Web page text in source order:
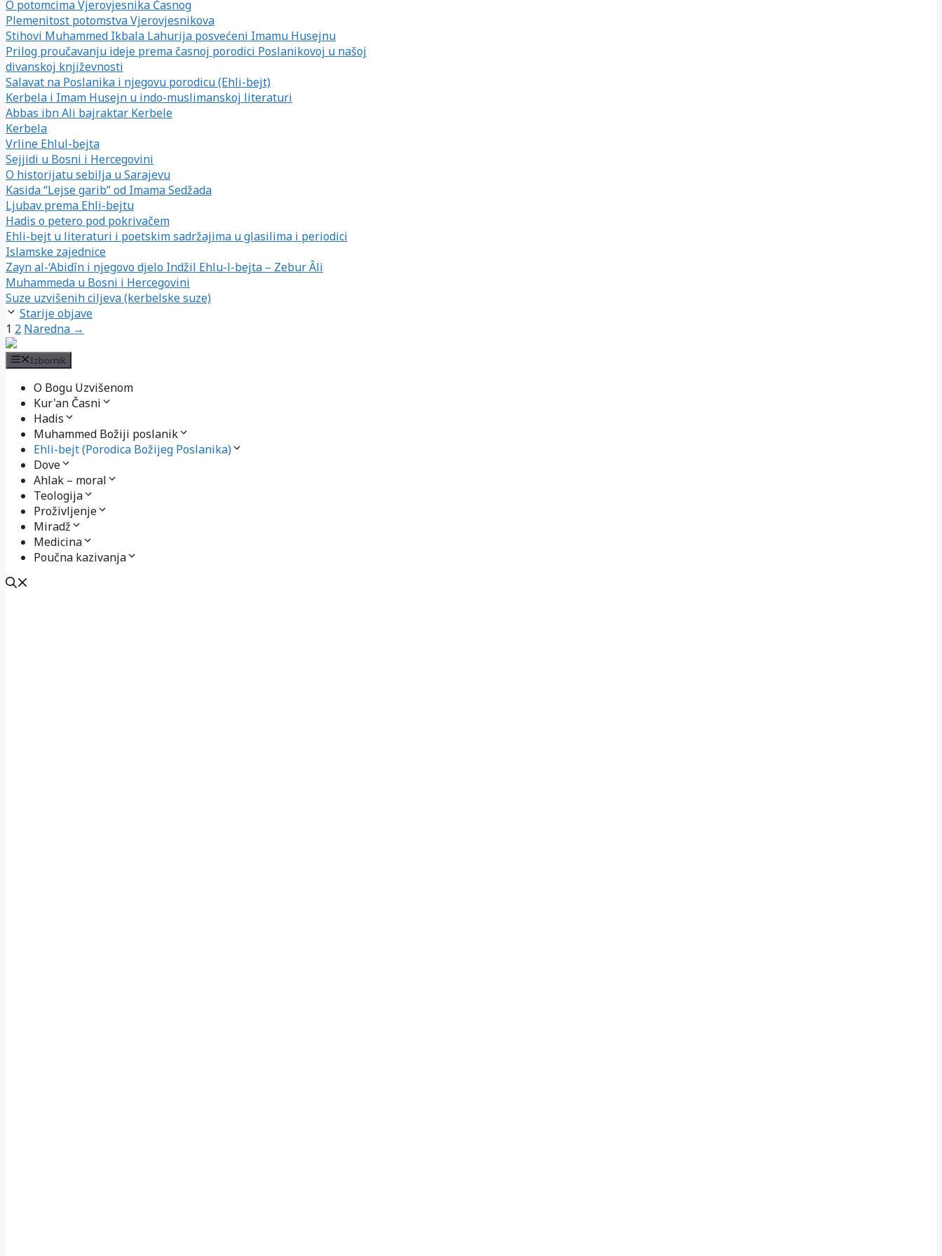
O potomcima Vjerovjesnika Časnog
Plemenitost potomstva Vjerovjesnikova
Stihovi Muhammed Ikbala Lahurija posvećeni Imamu Husejnu
Prilog proučavanju ideje prema časnoj porodici Poslanikovoj u našoj
divanskoj književnosti
Salavat na Poslanika i njegovu porodicu (Ehli-bejt)
Kerbela i Imam Husejn u indo-muslimanskoj literaturi
Abbas ibn Ali bajraktar Kerbele
Kerbela
Vrline Ehlul-bejta
Sejjidi u Bosni i Hercegovini
O historijatu sebilja u Sarajevu
Kasida “Lejse garib” od Imama Sedžada
Ljubav prema Ehli-bejtu
Hadis o petero pod pokrivačem
Ehli-bejt u literaturi i poetskim sadržajima u glasilima i periodici
Islamske zajednice
Zayn al-‘Abidîn i njegovo djelo Indžil Ehlu-l-bejta – Zebur Âli
Muhammeda u Bosni i Hercegovini
Suze uzvišenih ciljeva (kerbelske suze)
Starije objave
Page
1 Page
2 Naredna →
Izbornik
O Bogu Uzvišenom
Kur'an Časni
Hadis
Muhammed Božiji poslanik
Ehli-bejt (Porodica Božijeg Poslanika)
Dove
Ahlak – moral
Teologija
Proživljenje
Miradž
Medicina
Poučna kazivanja